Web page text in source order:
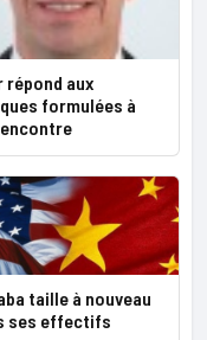
répond aux
formulées à
taille à nouveau
ses effectifs